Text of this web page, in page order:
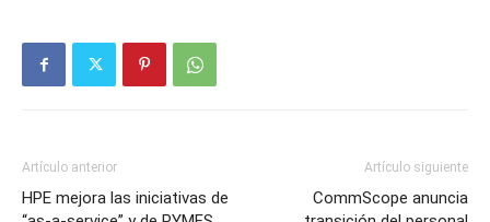
Artículo anterior
HPE mejora las iniciativas de
Artículo siguiente
CommScope anuncia